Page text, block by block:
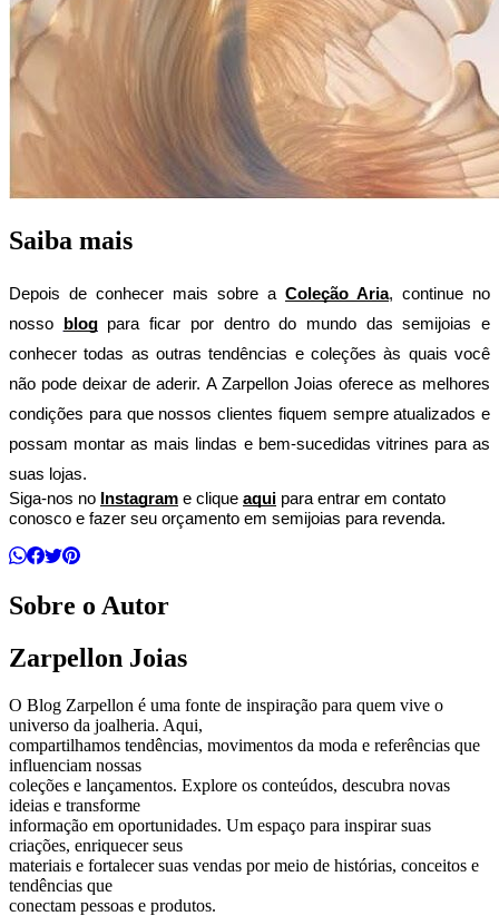
Saiba mais
Depois de conhecer mais sobre a Coleção Aria, continue no
nosso
blog para ficar por dentro do mundo das semijoias e
conhecer todas as outras tendências e coleções às quais você
não pode deixar de aderir. A Zarpellon Joias oferece as melhores
condições para que nossos clientes fiquem sempre atualizados e
possam montar as mais lindas e bem-sucedidas vitrines para as
suas lojas.
Siga-nos no Instagram e clique aqui para entrar em contato
conosco e fazer seu orçamento em semijoias para revenda.
Sobre o Autor
Zarpellon Joias
O Blog Zarpellon é uma fonte de inspiração para quem vive o
universo da joalheria. Aqui,
compartilhamos tendências, movimentos da moda e referências que
influenciam nossas
coleções e lançamentos. Explore os conteúdos, descubra novas
ideias e transforme
informação em oportunidades. Um espaço para inspirar suas
criações, enriquecer seus
materiais e fortalecer suas vendas por meio de histórias, conceitos e
tendências que
conectam pessoas e produtos.